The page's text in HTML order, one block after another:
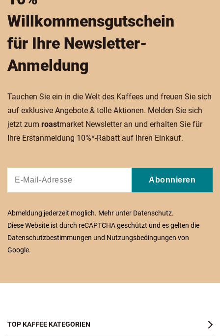
Willkommensgutschein
für Ihre Newsletter-
Anmeldung
Tauchen Sie ein in die Welt des Kaffees und freuen Sie sich
auf exklusive Angebote & tolle Aktionen. Melden Sie sich
jetzt zum roastmarket Newsletter an und erhalten Sie für
Ihre Erstanmeldung 10%*-Rabatt auf Ihren Einkauf.
Abonnieren
Abmeldung jederzeit moglich. Mehr unter Datenschutz.
Diese Website ist durch reCAPTCHA geschützt und es gelten die
Datenschutzbestimmungen und Nutzungsbedingungen von
Google.
TOP KAFFEE KATEGORIEN